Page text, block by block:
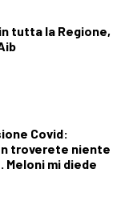
tutta la Regione,
Covid:
troverete niente
Meloni mi diede